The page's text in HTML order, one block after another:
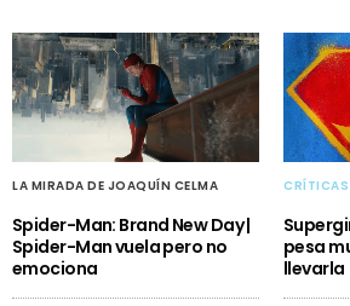
LA MIRADA DE JOAQUÍN CELMA
Spider-Man: Brand New Day |
Spider-Man vuela pero no
emociona
CRÍTICAS
pesa
llevarla